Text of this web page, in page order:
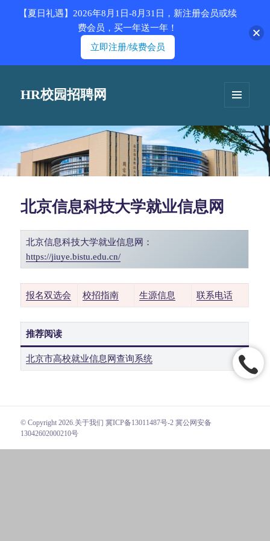
HR校园招聘网
北京信息科技大学就业信息网
北京信息科技大学就业信息网：
https://jiuye.bistu.edu.cn/
报名双选会 校招指南 生源信息 联系电话
推荐阅读
北京市高校就业信息网查询系统
© Copyright 2026. 关于我们 冀ICP备13011487号-2 冀公网安备
13042602000210号
【夏日礼遇】2026年8月1日-8月31日，新注册会员或续
费会员，买一年送一年！
立即注册/续费会员